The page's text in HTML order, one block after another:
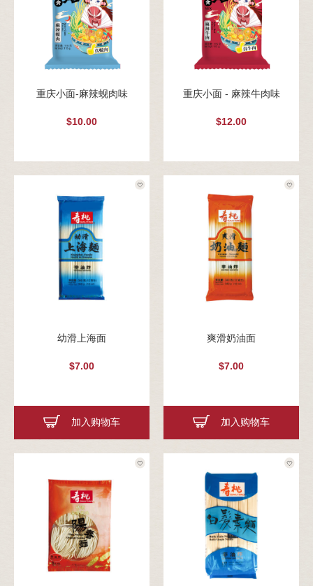
重庆小面-麻辣蚬肉味
$10.00
重庆小面 - 麻辣牛肉味
$12.00
幼滑上海面
$7.00
加入购物车
爽滑奶油面
$7.00
加入购物车